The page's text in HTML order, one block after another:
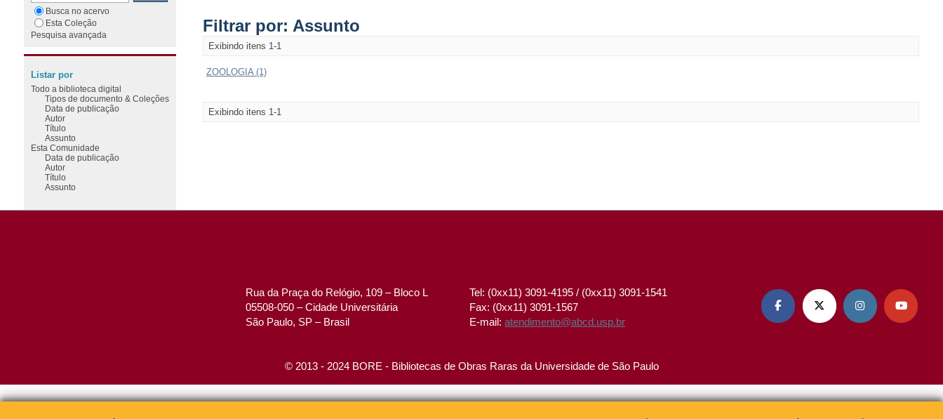
Filtrar por: Assunto
Exibindo itens 1-1
ZOOLOGIA (1)
Exibindo itens 1-1
Busca no acervo
Esta Coleção
Pesquisa avançada
Listar por
Todo a biblioteca digital
Tipos de documento & Coleções
Data de publicação
Autor
Título
Assunto
Esta Comunidade
Data de publicação
Autor
Título
Assunto
Rua da Praça do Relógio, 109 – Bloco L
05508-050 – Cidade Universitária
São Paulo, SP – Brasil
Tel: (0xx11) 3091-4195 / (0xx11) 3091-1541
Fax: (0xx11) 3091-1567
E-mail:atendimento@abcd.usp.br
   
© 2013 - 2024 BORE - Bibliotecas de Obras Raras da Universidade de São Paulo